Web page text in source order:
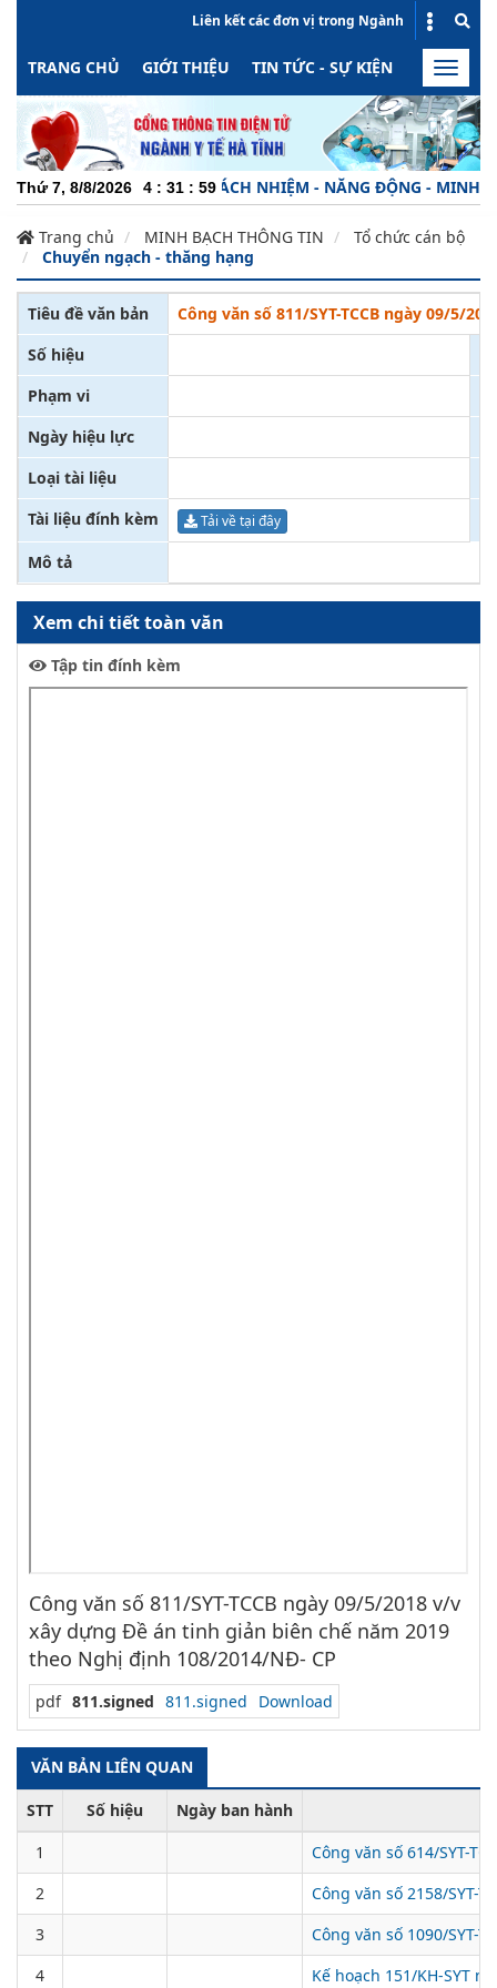
Liên kết các đơn vị trong Ngành
TRANG CHỦ GIỚI THIỆU TIN TỨC - SỰ KIỆN HOẠT
Toggle
Thứ 7, 8/8/2026 4 : 31 : 59
CHUYÊN NGHIỆP - TRÁCH NHIỆM - NĂNG ĐỘNG - MINH
Trang chủ MINH BẠCH THÔNG TIN
Tổ chức cán bộ
Chuyển ngạch - thăng hạng
Tiêu đề văn bản
Công văn số 811/SYT-TCCB ngày 09/5/
Số hiệu
Phạm vi
Ngày hiệu lực
Loại tài liệu
Tài liệu đính kèm
Tải về tại đây
Mô tả
Xem chi tiết toàn văn
Tập tin đính kèm
Công văn số 811/SYT-TCCB ngày 09/5/2018 v/v
xây dựng Đề án tinh giản biên chế năm 2019
theo Nghị định 108/2014/NĐ- CP
pdf 811.signed 811.signed Download
VĂN BẢN LIÊN QUAN
STT Số hiệu
Ngày ban hành
1
Công văn số 614/SYT-
2
Công văn số 2158/SYT-
3
Công văn số 1090/SYT-
4
Kế hoạch 151/KH-SYT